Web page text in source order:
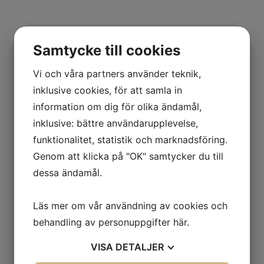
Mer information
●Kapacitet 1800 kg
● Gaffellängd 1150 mm
● Gaffeldim bxh 150x50 mm
● Bredd över gafflar 560 mm
● Min gaffelhöjd 85 mm
● Max gaffelhöjd 200 mm
● Gaffelhjul PU boggie Ø 80x60 mm
● Styrhjul PU Ø 210x70 mm
● Körhastighet 4,2-4,5 km/h
● Vikt 148 kg
Fullelelektrisk motorlyftvagn med
Samtycke till cookies
Vi och våra partners använder teknik,
inklusive cookies, för att samla in
information om dig för olika ändamål,
inklusive: bättre användarupplevelse,
funktionalitet, statistik och marknadsföring.
Genom att klicka på "OK" samtycker du till
dessa ändamål.
Läs mer om vår användning av cookies och
behandling av personuppgifter här.
VISA DETALJER